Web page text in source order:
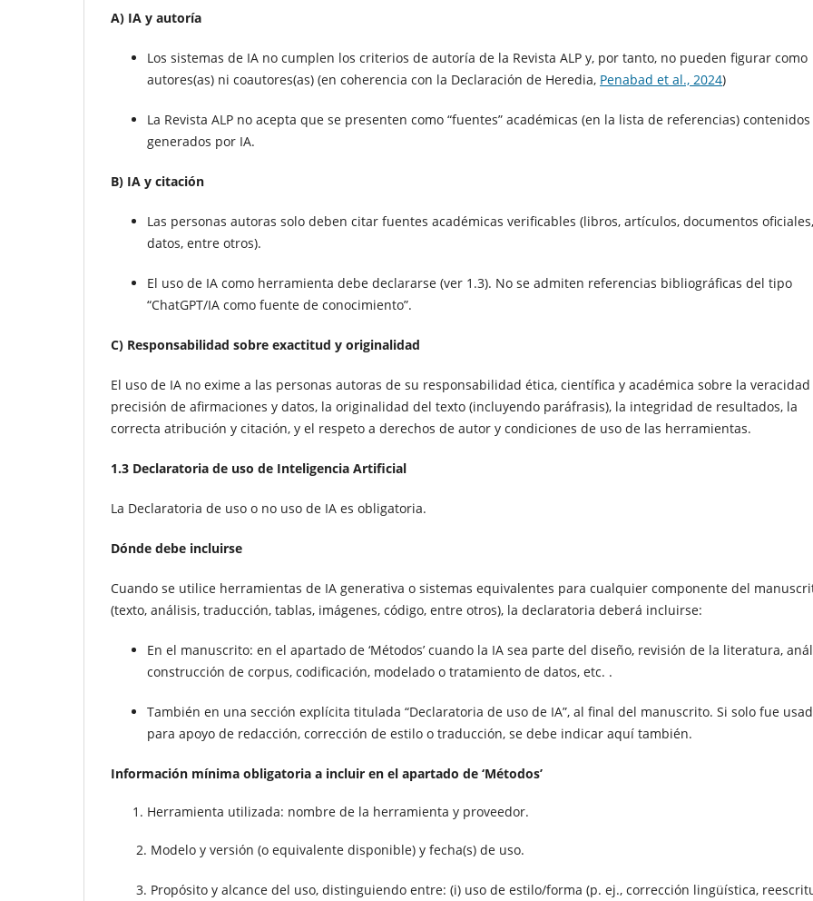
A) IA y autoría
Los sistemas de IA no cumplen los criterios de autoría de la Revista ALP y, por tanto, no pueden figurar como
autores(as) ni coautores(as) (en coherencia con la Declaración de Heredia, Penabad et al., 2024)
La Revista ALP no acepta que se presenten como “fuentes” académicas (en la lista de referencias) contenidos
generados por IA.
B) IA y citación
Las personas autoras solo deben citar fuentes académicas verificables (libros, artículos, documentos oficiales,
datos, entre otros).
El uso de IA como herramienta debe declararse (ver 1.3). No se admiten referencias bibliográficas del tipo
“ChatGPT/IA como fuente de conocimiento”.
C) Responsabilidad sobre exactitud y originalidad
El uso de IA no exime a las personas autoras de su responsabilidad ética, científica y académica sobre la veracidad
precisión de afirmaciones y datos, la originalidad del texto (incluyendo paráfrasis), la integridad de resultados, la
correcta atribución y citación, y el respeto a derechos de autor y condiciones de uso de las herramientas.
1.3 Declaratoria de uso de Inteligencia Artificial
La Declaratoria de uso o no uso de IA es obligatoria.
Dónde debe incluirse
Cuando se utilice herramientas de IA generativa o sistemas equivalentes para cualquier componente del
(texto, análisis, traducción, tablas, imágenes, código, entre otros), la declaratoria deberá incluirse:
En el manuscrito: en el apartado de ‘Métodos’ cuando la IA sea parte del diseño, revisión de la literatura,
construcción de corpus, codificación, modelado o tratamiento de datos, etc. .
También en una sección explícita titulada “Declaratoria de uso de IA”, al final del manuscrito. Si solo fue
para apoyo de redacción, corrección de estilo o traducción, se debe indicar aquí también.
Información mínima obligatoria a incluir en el apartado de ‘Métodos’
Herramienta utilizada: nombre de la herramienta y proveedor.
2. Modelo y versión (o equivalente disponible) y fecha(s) de uso.
3. Propósito y alcance del uso, distinguiendo entre: (i) uso de estilo/forma (p. ej., corrección lingüística,